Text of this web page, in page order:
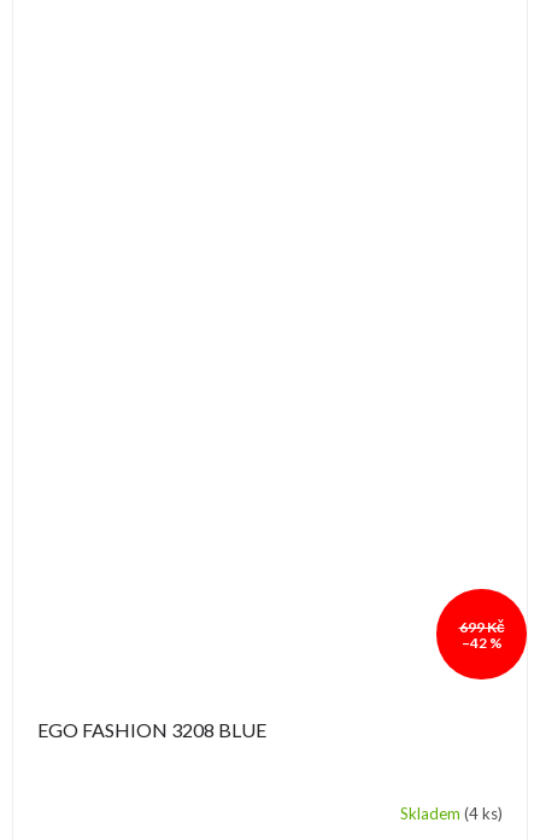
699 Kč
–42 %
EGO FASHION 3208 BLUE
Skladem (4 ks)